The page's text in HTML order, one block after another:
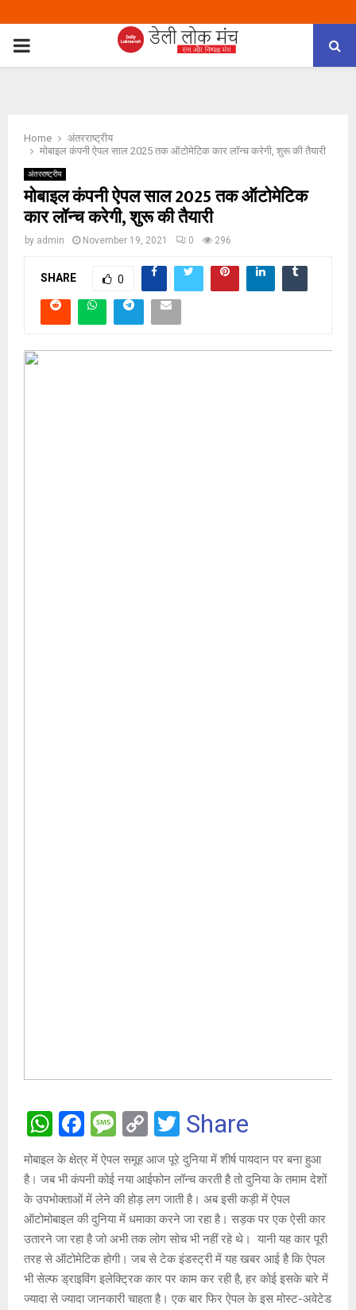
PRIMARY
Home
अंतरराष्ट्रीय
मोबाइल कंपनी ऐपल साल 2025 तक ऑटोमेटिक कार लॉन्च करेगी, शुरू की तैयारी
अंतरराष्ट्रीय
मोबाइल कंपनी ऐपल साल 2025 तक ऑटोमेटिक
कार लॉन्च करेगी, शुरू की तैयारी
by admin November 19, 2021 0 296
SHARE 0
W
h
at
s
A
p
p
F
a
ce
b
o
o
k
M
es
s
a
g
e
C
o
py
Li
n
k
T
wi
tt
er
Share
मोबाइल के क्षेत्र में ऐपल समूह आज पूरे दुनिया में शीर्ष पायदान पर बना हुआ
है। जब भी कंपनी कोई नया आईफोन लॉन्च करती है तो दुनिया के तमाम देशों
के उपभोक्ताओं में लेने की होड़ लग जाती है। ‌अब इसी कड़ी में ऐपल
ऑटोमोबाइल की दुनिया में धमाका करने जा रहा है। सड़क पर एक ऐसी कार
उतारने जा रहा है जो अभी तक लोग सोच भी नहीं रहे थे। ‌ यानी यह कार पूरी
तरह से ऑटोमेटिक होगी। ‌जब से टेक इंडस्‍ट्री में यह खबर आई है कि ऐपल
भी सेल्‍फ ड्राइविंग इलेक्ट्रिक कार पर काम कर रही है, हर कोई इसके बारे में
ज्‍यादा से ज्‍यादा जानकारी चाहता है। एक बार फ‍िर ऐपल के इस मोस्‍ट-अवेटेड